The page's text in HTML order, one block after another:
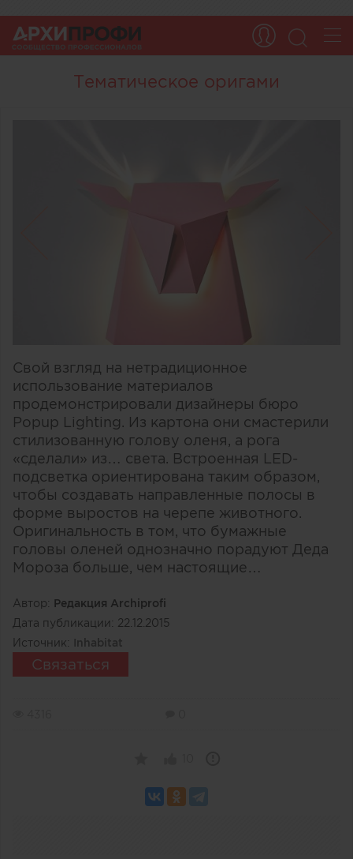
Тематическое оригами
Свой взгляд на нетрадиционное
использование материалов
продемонстрировали дизайнеры бюро
Popup Lighting. Из картона они смастерили
стилизованную голову оленя, а рога
«сделали» из… света. Встроенная LED-
подсветка ориентирована таким образом,
чтобы создавать направленные полосы в
форме выростов на черепе животного.
Оригинальность в том, что бумажные
головы оленей однозначно порадуют Деда
Мороза больше, чем настоящие…
Автор: Редакция Archiprofi
Дата публикации: 22.12.2015
Источник: Inhabitat
Связаться